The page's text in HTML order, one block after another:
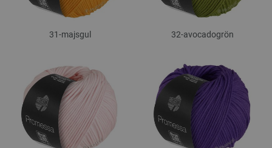
31-majsgul 32-avocadogrön